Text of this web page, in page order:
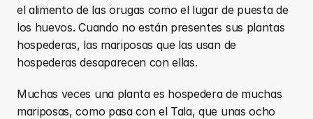
el alimento de las orugas como el lugar de puesta de
los huevos. Cuando no están presentes sus plantas
hospederas, las mariposas que las usan de
hospederas desaparecen con ellas.
Muchas veces una planta es hospedera de muchas
mariposas, como pasa con el Tala, que unas ocho